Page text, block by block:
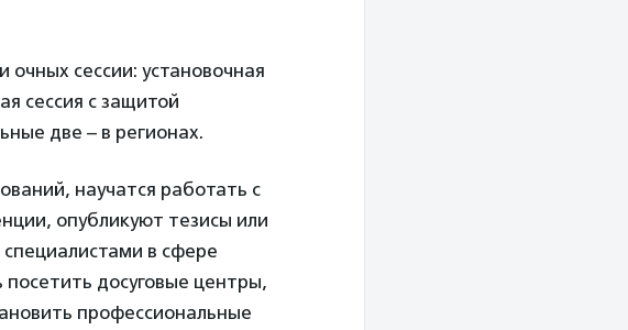
сессии: установочная
сессия с защитой
две – в регионах.
научатся работать с
опубликуют тезисы или
в сфере
досуговые центры,
профессиональные